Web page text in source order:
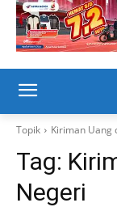
Topik Kiriman Uang
Tag:
Negeri